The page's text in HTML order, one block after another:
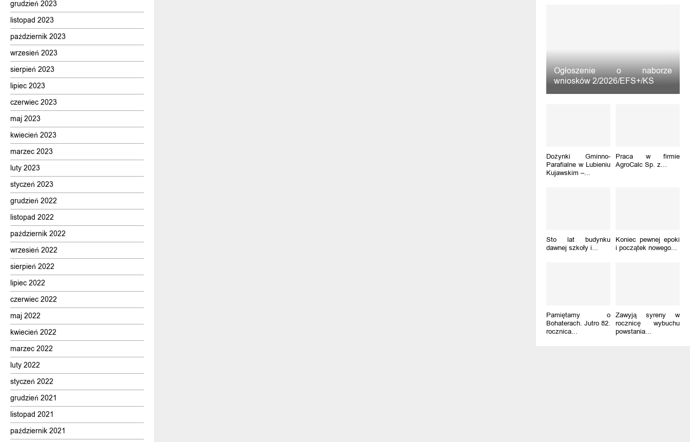
grudzień 2023
listopad 2023
październik 2023
wrzesień 2023
sierpień 2023
lipiec 2023
czerwiec 2023
maj 2023
kwiecień 2023
marzec 2023
luty 2023
styczeń 2023
grudzień 2022
listopad 2022
październik 2022
wrzesień 2022
sierpień 2022
lipiec 2022
czerwiec 2022
maj 2022
kwiecień 2022
marzec 2022
luty 2022
styczeń 2022
grudzień 2021
listopad 2021
październik 2021
Ogłoszenie o naborze
wniosków 2/2026/EFS+/KS
Dożynki Gminno-
Parafialne w Lubieniu
Kujawskim –...
Praca w firmie
AgroCalc Sp. z...
Sto lat budynku
dawnej szkoły i...
Koniec pewnej epoki
i początek nowego...
Pamiętamy o
Bohaterach. Jutro 82.
rocznica...
Zawyją syreny w
rocznicę wybuchu
powstania...